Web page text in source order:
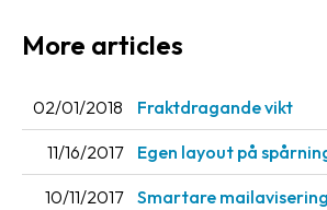
Terms
and
conditions
More articles
02/01/2018 Fraktdragande vikt
11/16/2017 Egen layout på
10/11/2017 Smartare